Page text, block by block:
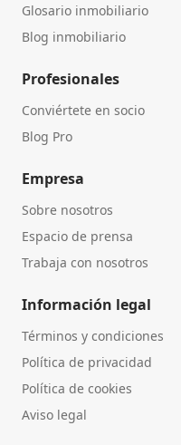
Glosario inmobiliario
Blog inmobiliario
Profesionales
Conviértete en socio
Blog Pro
Empresa
Sobre nosotros
Espacio de prensa
Trabaja con nosotros
Información legal
Términos y condiciones
Política de privacidad
Política de cookies
Aviso legal